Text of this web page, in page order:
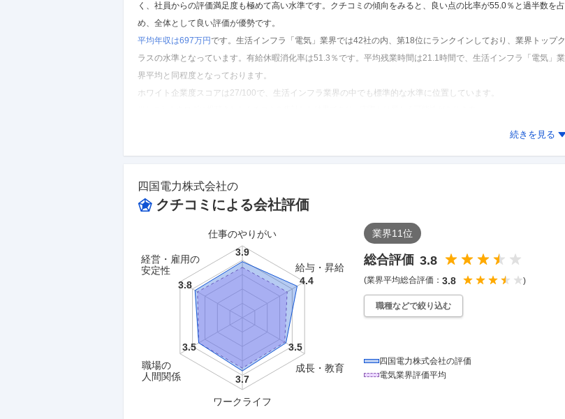
く、社員からの評価満足度も極めて高い水準です。 クチコミの傾向をみると、良い点の比率が55.0％と過半数を占
め、全体として良い評価が優勢です。
平均年収は697万円です。 生活インフラ「電気」業界では42社の内、第18位にランクインしており、業界トップク
ラスの水準となっています。 有給休暇消化率は51.3％です。 平均残業時間は21.1時間で、生活インフラ「電気」業
界平均と同程度となっております。
ホワイト企業度スコアは27/100で、生活インフラ業界の中でも標準的な水準に位置しています。
続きを見る
四国電力株式会社の
クチコミによる会社評価
業界11位
総合評価 3.8
(業界平均総合評価： 3.8 )
職種などで絞り込む
仕事のやりがい
給与・昇給
成長・教育
ワークライフ
職場の
人間関係
経営・雇用の
安定性
四国電力株式会社の評価
電気業界評価平均